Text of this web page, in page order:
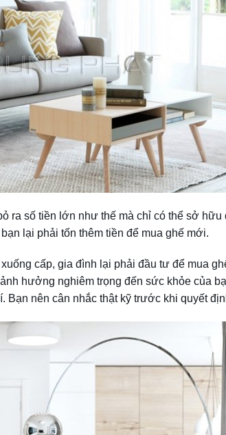
ra số tiền lớn như thế mà chỉ có thể sở
lại phải tốn thêm tiền để mua ghế mới.
cấp, gia đình lại phải đầu tư để mua
hưởng nghiêm trọng đến sức khỏe của
Bạn nên cân nhắc thật kỹ trước khi quyết